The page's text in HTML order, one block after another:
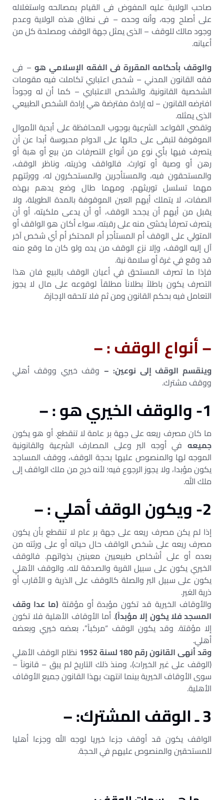
صاحب الولاية عليه المفوض فى القيام بمصالحه واستغلاله
على أصلح وجه، وأنه وحده – فى نطاق هذه الولاية وعدم
وجود مالك للوقف – الذى يمثل جهة الوقف ومصلحة كل من
أعيانه.
والوقف بأحكامه المقررة فى الفقه الإسلامي هو– فى
فقه القانون المدني – شخص اعتباري تكاملت فيه مقومات
الشخصية القانونية. والشخص الاعتباري – كما أن له وجوداً
افترضه القانون – له إرادة مفترضة هي إرادة الشخص الطبيعي
الذى يمثله.
وتقضي القواعد الشرعية بوجوب المحافظة على أبدية الأموال
الموقوفة لتبقى على حالها على الدوام محبوسة أبدا عن أن
يتصرف فيها بأي نوع من أنواع التصرفات من بيع أو هبة أو
رهن أو وصية أو توارث. فالواقف وذريته، وناظر الوقف،
والمستحقون فيه، والمستأجرين والمستحكرون له، وورثتهم
مهما تسلسل توريثهم، ومهما طال وضع يدهم بهذه
الصفات، لا يتملك أيهم العين الموقوفة بالمدة الطويلة، ولا
يقبل من أيهم أن يجحد الوقف، أو أن يدعى ملكيته، أو أن
يتصرف تصرفاً يخشى منه على رقبته، سواء أكان هو الواقف أو
المتولي على الوقف أم المستأجر أم المحتكر أم أي شخص آخر
آل إليه الوقف، وإلا نزع الوقف من يده ولو كان ما وقع منه
قد وقع في غرة أو سلامة نية.
فإذا ما تصرف المستحق في أعيان الوقف بالبيع فان هذا
التصرف يكون باطلاً بطلاناً مطلقاً لوقوعه على مال لا يجوز
التعامل فيه بحكم القانون ومن ثم فلا تلحقه الإجازة.
– أنواع الوقف : –
وينقسم الوقف إلى نوعين: – وقف خيري ووقف أهلي
ووقف مشترك.
1- والوقف الخيري هو : –
ما كان مصرف ريعه على جهة بر عامة لا تنقطع. أو هو يكون
جميعه في أوجه البر وعلى المصارف الشرعية والقانونية
الموجه لها والمنصوص عليها بحجة الوقف، ووقف المساجد
يكون مؤبدا، ولا يجوز الرجوع فيه؛ لأنه خرج من ملك الواقف إلى
ملك الله.
2- ويكون الوقف أهلي : –
إذا لم يكن مصرف ريعه على جهة بر عام لا تنقطع بأن يكون
مصرف ريعه على شخص الواقف حال حياته أو على ورثته من
بعده أو على أشخاص طبيعيين معينين بذواتهم. فالوقف
الخيري يكون على سبيل القربة والصدقة لله، والوقف الأهلي
يكون على سبيل البر والصلة كالوقف على الذرية و الأقارب أو
ذرية الغير.
والأوقاف الخيرية قد تكون مؤبدة أو مؤقتة (ما عدا وقف
المسجد فلا يكون إلا مؤبداً). أما الأوقاف الأهلية فلا تكون
إلا مؤقتة. وقد يكون الوقف “مركباً”، بعضه خيري وبعضه
أهلي.
وقد أنهى القانون رقم 180 لسنة 1952
نظام الوقف الأهلي
(الوقف على غير الخيرات)، ومنذ ذلك التاريخ لم يبق – قانوناً –
سوى الأوقاف الخيرية بينما انتهت بهذا القانون جميع الأوقاف
الأهلية.
3 ـ الوقف المشترك: –
الواقف يكون قد أوقف جزءا خيريا لوجه الله وجزءا أهليا
للمستحقين والمنصوص عليهم في الحجة.